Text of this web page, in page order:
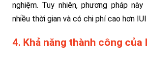
nghiệm. Tuy nhiên, phương pháp
nhiều thời gian và có chi phí cao hơn IUI
4. Khả năng thành công của